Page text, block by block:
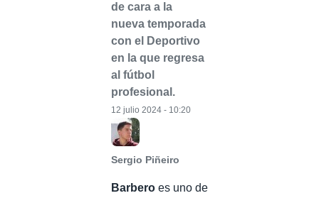
de cara a la
nueva temporada
con el Deportivo
en la que regresa
al fútbol
profesional.
Sergio Piñeiro
12 julio 2024 - 10:20
Barbero es uno de